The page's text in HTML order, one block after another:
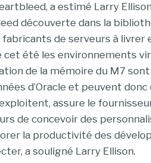
a estimé Larry
découverte dans la
de serveurs à livrer
cet été les environnements
de la mémoire du M7
d’Oracle et peuvent
assure le
de concevoir des
la productivité des
a souligné Larry Ellison.